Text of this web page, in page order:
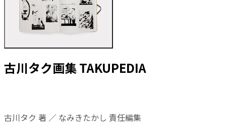
古川タク画集 TAKUPEDIA
古川タク 著 ／ なみきたかし 責任編集